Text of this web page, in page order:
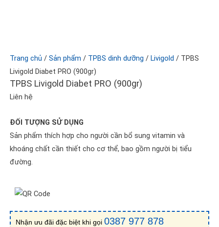
Trang chủ / Sản phẩm / TPBS dinh dưỡng / Livigold / TPBS
Livigold Diabet PRO (900gr)
TPBS Livigold Diabet PRO (900gr)
Liên hệ
ĐỐI TƯỢNG SỬ DỤNG
Sản phẩm thích hợp cho người cần bổ sung vitamin và
khoáng chất cần thiết cho cơ thể, bao gồm người bị tiểu
đường.
Nhận ưu đãi đặc biệt khi gọi 0387 977 878